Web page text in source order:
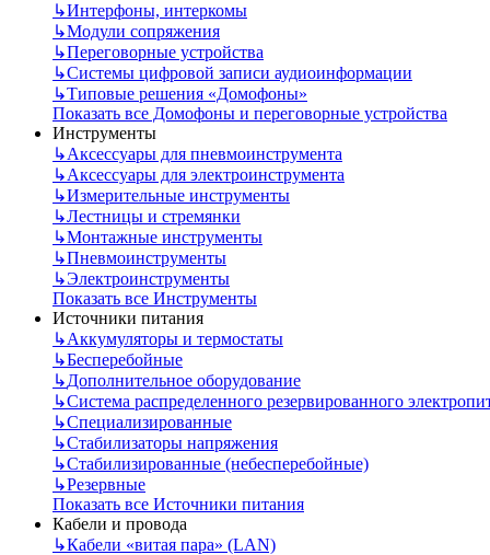
↳Интерфоны, интеркомы
↳Модули сопряжения
↳Переговорные устройства
↳Системы цифровой записи аудиоинформации
↳Типовые решения «Домофоны»
Показать все Домофоны и переговорные устройства
Инструменты
↳Аксессуары для пневмоинструмента
↳Аксессуары для электроинструмента
↳Измерительные инструменты
↳Лестницы и стремянки
↳Монтажные инструменты
↳Пневмоинструменты
↳Электроинструменты
Показать все Инструменты
Источники питания
↳Аккумуляторы и термостаты
↳Бесперебойные
↳Дополнительное оборудование
↳Система распределенного резервированного
↳Специализированные
↳Стабилизаторы напряжения
↳Стабилизированные (небесперебойные)
↳Резервные
Показать все Источники питания
Кабели и провода
↳Кабели «витая пара» (LAN)